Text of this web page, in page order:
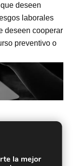
deseen
laborales
deseen cooperar
preventivo o
y la gestión
la mejor